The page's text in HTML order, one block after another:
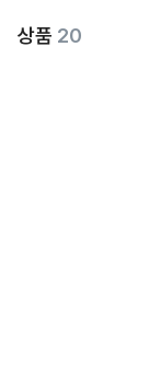
상품 20